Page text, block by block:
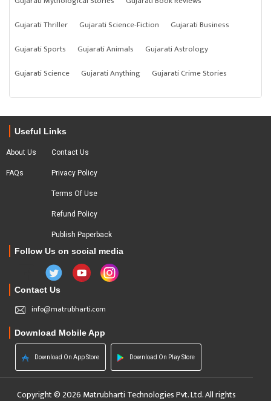
Gujarati Thriller
Gujarati Science-Fiction
Gujarati Business
Gujarati Sports
Gujarati Animals
Gujarati Astrology
Gujarati Science
Gujarati Anything Gujarati Crime Stories
Useful Links
About Us
FAQs
Contact Us
Privacy Policy
Terms Of Use
Refund Policy
Publish Paperback
Follow Us on social media
Contact Us
info@matrubharti.com
Download Mobile App
Download On App Store Download On Play Store
Copyright © 2026 Matrubharti Technologies Pvt. Ltd. All rights